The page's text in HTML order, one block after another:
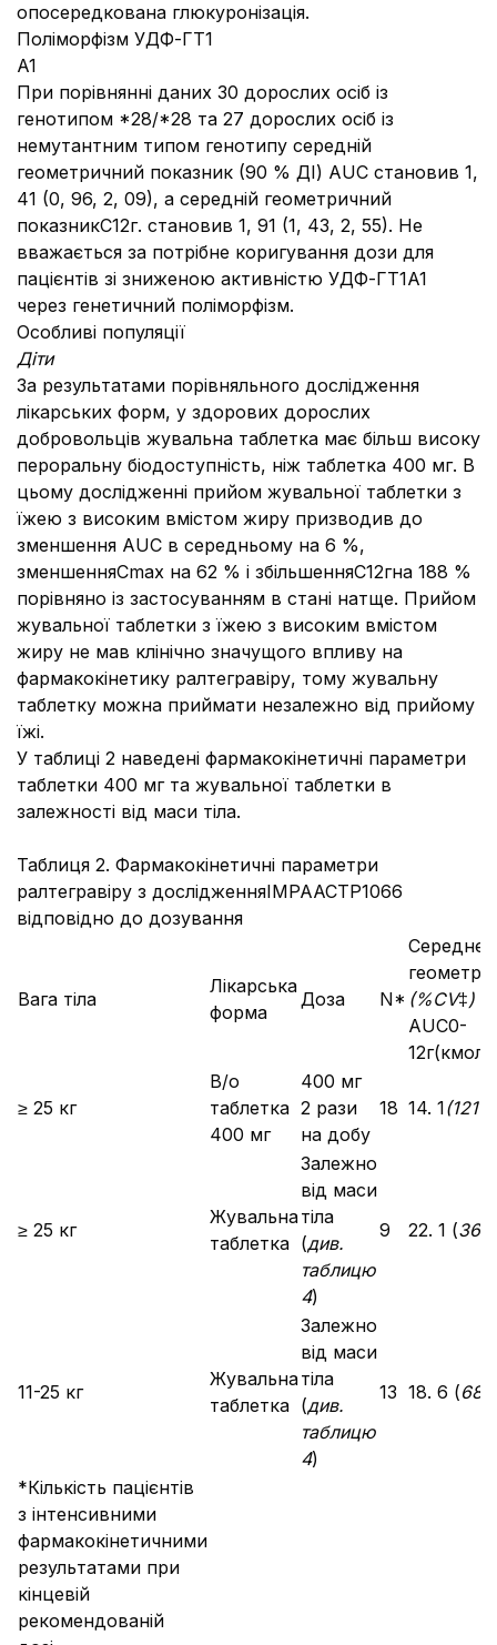
опосередкована глюкуронізація.
Поліморфізм УДФ-ГТ1
A1
При порівнянні даних 30 дорослих осіб із
генотипом *28/*28 та 27 дорослих осіб із
немутантним типом генотипу середній
геометричний показник (90 % ДІ) AUC становив 1,
41 (0, 96, 2, 09), а середній геометричний
показникС12г. становив 1, 91 (1, 43, 2, 55). Не
вважається за потрібне коригування дози для
пацієнтів зі зниженою активністю УДФ-ГТ1A1
через генетичний поліморфізм.
Особливі популяції
Діти
За результатами порівняльного дослідження
лікарських форм, у здорових дорослих
добровольців жувальна таблетка має більш високу
пероральну біодоступність, ніж таблетка 400 мг. В
цьому дослідженні прийом жувальної таблетки з
їжею з високим вмістом жиру призводив до
зменшення AUC в середньому на 6 %,
зменшенняCmax на 62 % і збільшенняC12гна 188 %
порівняно із застосуванням в стані натще. Прийом
жувальної таблетки з їжею з високим вмістом
жиру не мав клінічно значущого впливу на
фармакокінетику ралтегравіру, тому жувальну
таблетку можна приймати незалежно від прийому
їжі.
У таблиці 2 наведені фармакокінетичні параметри
таблетки 400 мг та жувальної таблетки в
залежності від маси тіла.
Таблиця 2. Фармакокінетичні параметри
ралтегравіру з дослідженняIMPAACTP1066
відповідно до дозування
Вага тіла
Лікарська
форма
Доза N*
Середнє
(%CV‡)
AUC0-
≥ 25 кг
В/о
таблетка
400 мг
400 мг
2 рази
на добу
18 14. 1(121
≥ 25 кг
Жувальна
таблетка
Залежно
від маси
тіла
(див.
таблицю
4)
9 22. 1 (36
11-25 кг
Жувальна
таблетка
Залежно
від маси
тіла
(див.
таблицю
4)
13 18. 6 (68
*Кількість пацієнтів
з інтенсивними
фармакокінетичними
результатами при
кінцевій
рекомендованій